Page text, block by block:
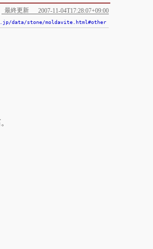
最終更新
2007-11-04T17:28:07+09:00
data/stone/moldavite.html#other